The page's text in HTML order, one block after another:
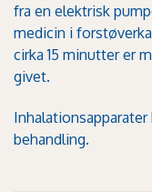
fra en elektrisk
medicin i
cirka 15 minutter er
givet.
behandling.